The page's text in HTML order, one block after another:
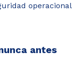
operacional
antes